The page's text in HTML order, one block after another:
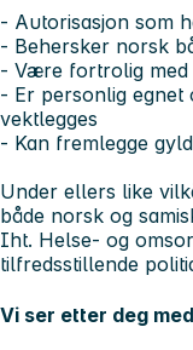
- Autorisasjon som
- Behersker norsk
- Være fortrolig
- Er personlig egnet
vektlegges
- Kan fremlegge
Under ellers like
både norsk og
Iht. Helse- og
tilfredsstillende
Vi ser etter deg